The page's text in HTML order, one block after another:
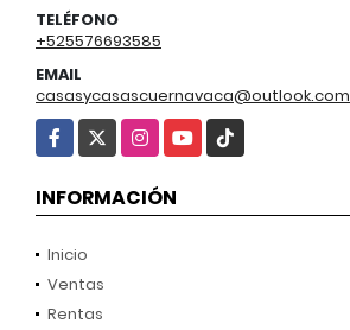
TELÉFONO
+525576693585
EMAIL
casasycasascuernavaca@outlook.com
Facebook
X Instagram
YouTube
TikTok
INFORMACIÓN
Inicio
Ventas
Rentas